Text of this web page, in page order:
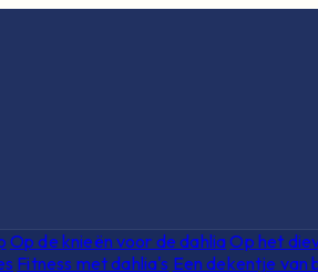
Op de knieën voor de dahliaOp het
Fitness met dahlia's Een dekentje van